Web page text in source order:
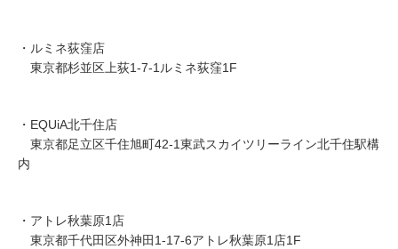
・ルミネ荻窪店
東京都杉並区上荻1-7-1ルミネ荻窪1F
・EQUiA北千住店
東京都足立区千住旭町42-1東武スカイツリーライン北千住駅構
内
・アトレ秋葉原1店
東京都千代田区外神田1-17-6アトレ秋葉原1店1F